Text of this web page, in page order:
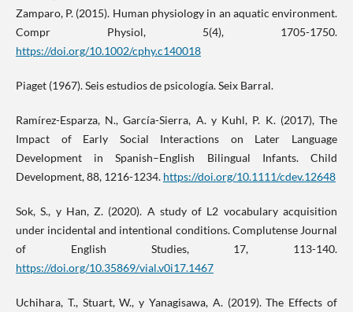
Zamparo, P. (2015). Human physiology in an aquatic environment.
Compr Physiol, 5(4), 1705-1750.
https://doi.org/10.1002/cphy.c140018
Piaget (1967). Seis estudios de psicología. Seix Barral.
Ramírez-Esparza, N., García-Sierra, A. y Kuhl, P. K. (2017), The
Impact of Early Social Interactions on Later Language
Development in Spanish–English Bilingual Infants. Child
Development, 88, 1216-1234. https://doi.org/10.1111/cdev.12648
Sok, S., y Han, Z. (2020). A study of L2 vocabulary acquisition
under incidental and intentional conditions. Complutense Journal
of English Studies, 17, 113-140.
https://doi.org/10.35869/vial.v0i17.1467
Uchihara, T., Stuart, W., y Yanagisawa, A. (2019). The Effects of